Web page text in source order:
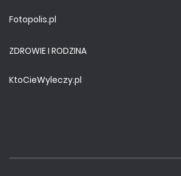
Fotopolis.pl
ZDROWIE I RODZINA
KtoCieWyleczy.pl